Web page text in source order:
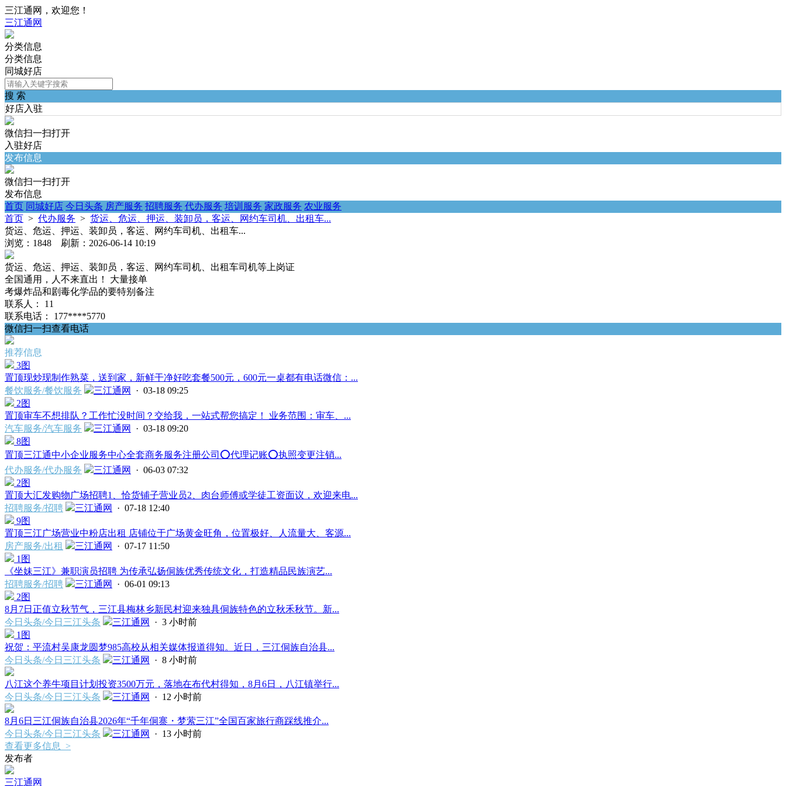
三江通网，欢迎您！
三江通网
分类信息
分类信息
同城好店
搜 索
好店入驻
微信扫一扫打开
入驻好店
发布信息
微信扫一扫打开
发布信息
首页 同城好店 今日头条 房产服务 招聘服务 代办服务 培训服务 家政服务 农业服务
首页 > 代办服务 > 货运、危运、押运、装卸员，客运、网约车司机、出租车...
货运、危运、押运、装卸员，客运、网约车司机、出租车...
浏览：1848 刷新：2026-06-14 10:19
货运、危运、押运、装卸员，客运、网约车司机、出租车司机等上岗证
全国通用，人不来直出！ 大量接单
考爆炸品和剧毒化学品的要特别备注
联系人：
11
联系电话：
177****5770
微信扫一扫查看电话
推荐信息
3图
置顶现炒现制作熟菜，送到家，新鲜干净好吃套餐500元，600元一桌都有电话微信：...
餐饮服务/餐饮服务
三江通网
· 03-18 09:25
2图
置顶审车不想排队？工作忙没时间？交给我，一站式帮您搞定！ 业务范围：审车、...
汽车服务/汽车服务
三江通网
· 03-18 09:20
8图
置顶三江通中小企业服务中心全套商务服务注册公司⭕️代理记账⭕️执照变更注销...
代办服务/代办服务
三江通网
· 06-03 07:32
2图
置顶大汇发购物广场招聘1、恰货铺子营业员2、肉台师傅或学徒工资面议，欢迎来电...
招聘服务/招聘
三江通网
· 07-18 12:40
9图
置顶三江广场营业中粉店出租 店铺位于广场黄金旺角，位置极好、人流量大、客源...
房产服务/出租
三江通网
· 07-17 11:50
1图
《坐妹三江》兼职演员招聘 为传承弘扬侗族优秀传统文化，打造精品民族演艺...
招聘服务/招聘
三江通网
· 06-01 09:13
2图
8月7日正值立秋节气，三江县梅林乡新民村迎来独具侗族特色的立秋禾秋节。新...
今日头条/今日三江头条
三江通网 · 3 小时前
1图
祝贺：平流村吴康龙圆梦985高校从相关媒体报道得知。近日，三江侗族自治县...
今日头条/今日三江头条
三江通网 · 8 小时前
八江这个养牛项目计划投资3500万元，落地在布代村得知，8月6日，八江镇举行...
今日头条/今日三江头条
三江通网 · 12 小时前
8月6日三江侗族自治县2026年“千年侗寨・梦萦三江”全国百家旅行商踩线推介...
今日头条/今日三江头条
三江通网 · 13 小时前
查看更多信息 >
发布者
三江通网